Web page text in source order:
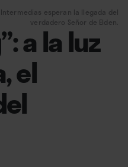
Intermedias esperan la llegada del
verdadero Señor de Elden.
a la luz
el